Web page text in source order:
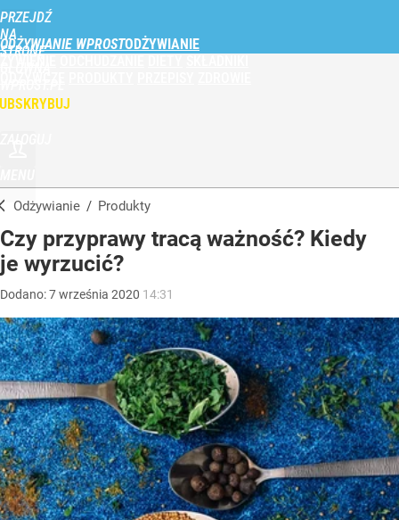
PRZEJDŹ
NA
STRONĘ
ODŻYWIANIE WPROST
Odżywianie / Produkty
Czy przyprawy tracą ważność? Kiedy
je wyrzucić?
Dodano:7września 2020 14:31